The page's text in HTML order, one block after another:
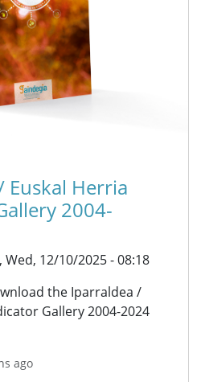
Euskal Herria
2004-
Wed, 12/10/2025 - 08:18
the Iparraldea /
Gallery 2004-2024
ago